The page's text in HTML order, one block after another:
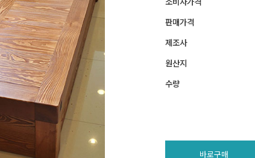
판매가격
제조사
원산지
수량
바로구매